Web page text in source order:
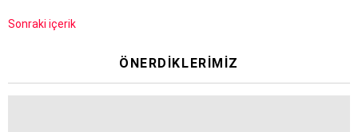
Sonraki içerik
ÖNERDIKLERIMIZ